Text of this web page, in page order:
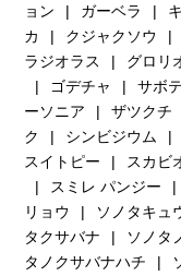
ョン
ガーベラ
カ
クジャクソウ
ラジオラス
グロリ
ゴデチャ
サボ
ーソニア
ザツクチ
ク
シンビジウム
スイトピー
スカビ
スミレ パンジー
リョウ
ソノタキュ
タクサバナ
ソノタ
タノクサバナハチ